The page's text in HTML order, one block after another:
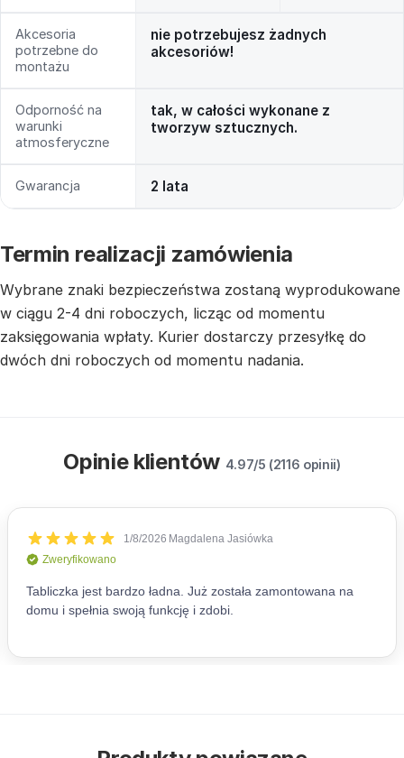
Akcesoria
potrzebne do
montażu
nie potrzebujesz żadnych
akcesoriów!
Odporność na
warunki
atmosferyczne
tak, w całości wykonane z
tworzyw sztucznych.
Gwarancja 2 lata
Termin realizacji zamówienia
Wybrane znaki bezpieczeństwa zostaną wyprodukowane
w ciągu 2-4 dni roboczych, licząc od momentu
zaksięgowania wpłaty. Kurier dostarczy przesyłkę do
dwóch dni roboczych od momentu nadania.
Opinie klientów 4.97/5 (2116 opinii)